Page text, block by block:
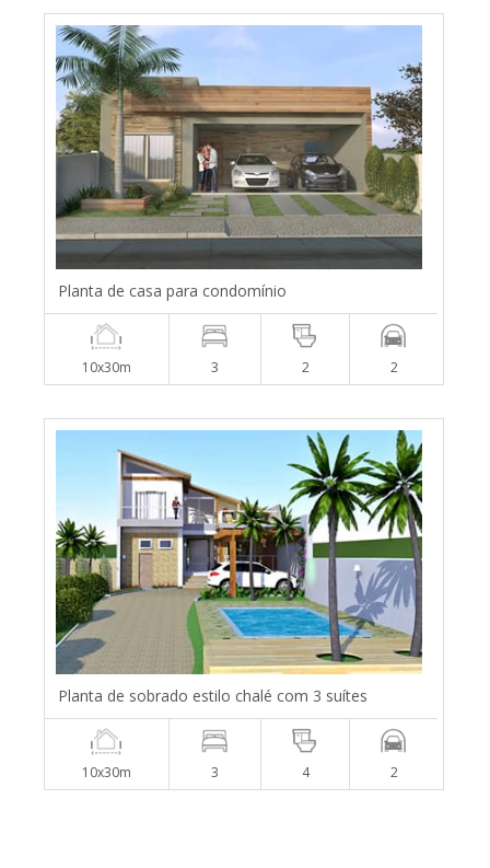
Planta de casa para condomínio
10x30m 3 2 2
Planta de sobrado estilo chalé com 3 suítes
10x30m 3 4 2